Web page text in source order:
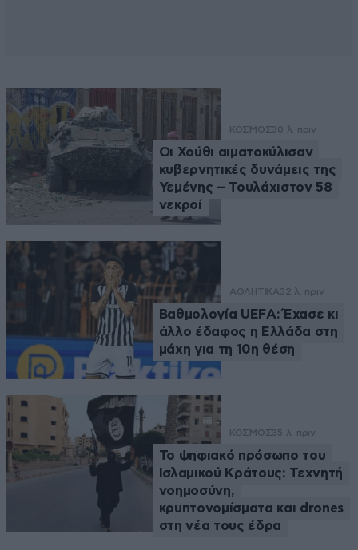
ΚΟΣΜΟΣ30 λ. πριν
Οι Χούθι αιματοκύλισαν
κυβερνητικές δυνάμεις της
Υεμένης – Τουλάχιστον 58
νεκροί
ΑΘΛΗΤΙΚΑ32 λ. πριν
Βαθμολογία UEFA: Έχασε κι
άλλο έδαφος η Ελλάδα στη
μάχη για τη 10η θέση
ΚΟΣΜΟΣ35 λ. πριν
Το ψηφιακό πρόσωπο του
Ισλαμικού Κράτους: Τεχνητή
νοημοσύνη,
κρυπτονομίσματα και drones
στη νέα τους έδρα